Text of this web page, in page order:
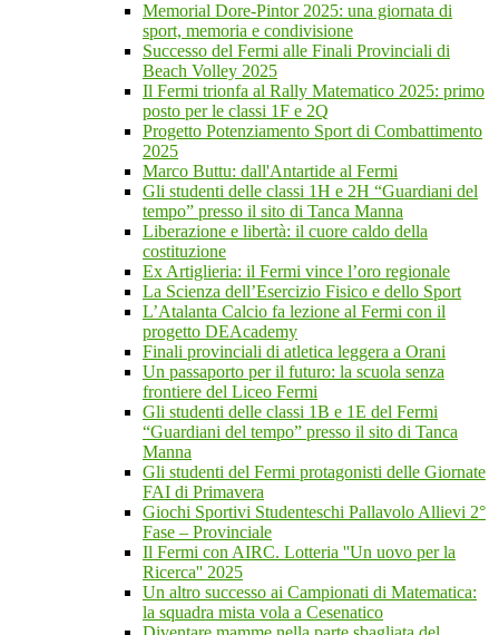
Memorial Dore-Pintor 2025: una giornata di
sport, memoria e condivisione
Successo del Fermi alle Finali Provinciali di
Beach Volley 2025
Il Fermi trionfa al Rally Matematico 2025: primo
posto per le classi 1F e 2Q
Progetto Potenziamento Sport di Combattimento
2025
Marco Buttu: dall'Antartide al Fermi
Gli studenti delle classi 1H e 2H “Guardiani del
tempo” presso il sito di Tanca Manna
Liberazione e libertà: il cuore caldo della
costituzione
Ex Artiglieria: il Fermi vince l’oro regionale
La Scienza dell’Esercizio Fisico e dello Sport
L’Atalanta Calcio fa lezione al Fermi con il
progetto DEAcademy
Finali provinciali di atletica leggera a Orani
Un passaporto per il futuro: la scuola senza
frontiere del Liceo Fermi
Gli studenti delle classi 1B e 1E del Fermi
“Guardiani del tempo” presso il sito di Tanca
Manna
Gli studenti del Fermi protagonisti delle Giornate
FAI di Primavera
Giochi Sportivi Studenteschi Pallavolo Allievi 2°
Fase – Provinciale
Il Fermi con AIRC. Lotteria ''Un uovo per la
Ricerca'' 2025
Un altro successo ai Campionati di Matematica:
la squadra mista vola a Cesenatico